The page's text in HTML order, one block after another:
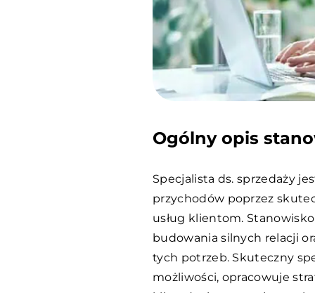
Ogólny opis
Specjalista ds. sprzedaży
przychodów poprzez
usług klientom.
budowania silnych relacji
tych potrzeb. Skuteczny
możliwości, opracowuje